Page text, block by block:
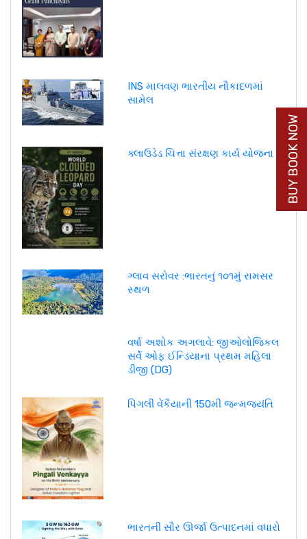
INS માલવણ ભારતીય નૌકાદળમાં
સામેલ
ક્લાઉડેડ ચિત્તા સંરક્ષણ કાર્ય યોજના
ગ્લાવ સરોવર :ભારતનું ૧૦૧મું રામસર
સ્થળ
વર્ષા અશોક અગલાવે: જીઓલોજિકલ
સર્વે ઓફ ઈન્ડિયાના પ્રથમ મહિલા
ડીજી (DG)
પિંગલી વેંકૈયાની 150મી જન્મજયંતિ
ભારતની સૌર ઊર્જા ઉત્પાદનમાં વધારો
BUY BOOK NOW